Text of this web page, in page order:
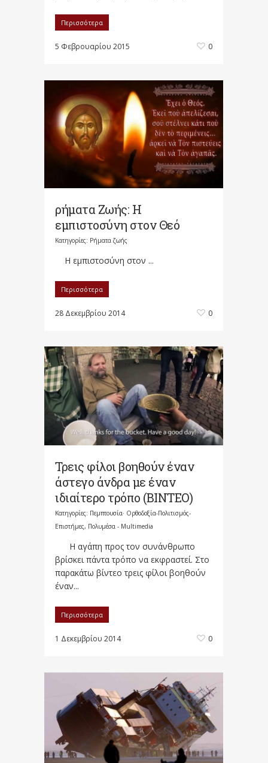
Περισσότερα
5 Φεβρουαρίου 2015 0
ρήματα Ζωής: Η
εμπιστοσύνη στον Θεό
Κατηγορίες: Ρήματα ζωής
Η εμπιστοσύνη στον ...
Περισσότερα
28 Δεκεμβρίου 2014 0
Τρεις φίλοι βοηθούν έναν
άστεγο άνδρα με έναν
ιδιαίτερο τρόπο (ΒΙΝΤΕΟ)
Κατηγορίες: Πεμπτουσία· Ορθοδοξία-Πολιτισμός-
Επιστήμες, Πολυμέσα - Multimedia
Η αγάπη προς τον συνάνθρωπο
βρίσκει πάντα τρόπο να εκφραστεί. Στο
παρακάτω βίντεο τρεις φίλοι βοηθούν
έναν...
Περισσότερα
1 Δεκεμβρίου 2014 0